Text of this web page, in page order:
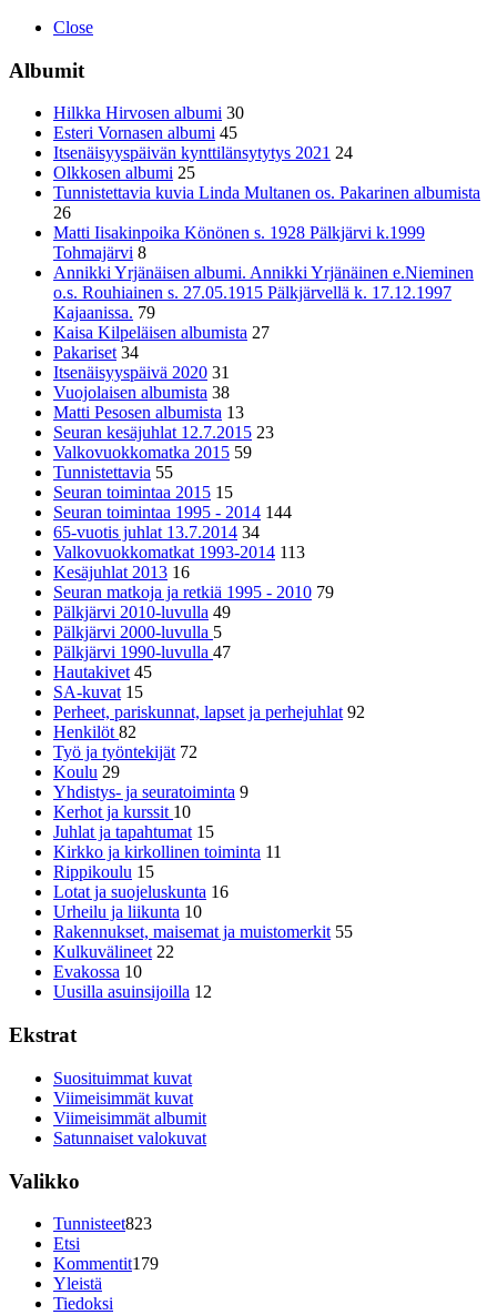
Close
Albumit
Hilkka Hirvosen albumi 30
Esteri Vornasen albumi 45
Itsenäisyyspäivän kynttilänsytytys 2021 24
Olkkosen albumi 25
Tunnistettavia kuvia Linda Multanen os. Pakarinen albumista
26
Matti Iisakinpoika Könönen s. 1928 Pälkjärvi k.1999
Tohmajärvi 8
Annikki Yrjänäisen albumi. Annikki Yrjänäinen e.Nieminen
o.s. Rouhiainen s. 27.05.1915 Pälkjärvellä k. 17.12.1997
Kajaanissa. 79
Kaisa Kilpeläisen albumista 27
Pakariset 34
Itsenäisyyspäivä 2020 31
Vuojolaisen albumista 38
Matti Pesosen albumista 13
Seuran kesäjuhlat 12.7.2015 23
Valkovuokkomatka 2015 59
Tunnistettavia 55
Seuran toimintaa 2015 15
Seuran toimintaa 1995 - 2014 144
65-vuotis juhlat 13.7.2014 34
Valkovuokkomatkat 1993-2014 113
Kesäjuhlat 2013 16
Seuran matkoja ja retkiä 1995 - 2010 79
Pälkjärvi 2010-luvulla 49
Pälkjärvi 2000-luvulla 5
Pälkjärvi 1990-luvulla 47
Hautakivet 45
SA-kuvat 15
Perheet, pariskunnat, lapset ja perhejuhlat 92
Henkilöt82
Työ ja työntekijät 72
Koulu 29
Yhdistys- ja seuratoiminta 9
Kerhot ja kurssit 10
Juhlat ja tapahtumat 15
Kirkko ja kirkollinen toiminta 11
Rippikoulu 15
Lotat ja suojeluskunta 16
Urheilu ja liikunta 10
Rakennukset, maisemat ja muistomerkit 55
Kulkuvälineet 22
Evakossa 10
Uusilla asuinsijoilla 12
Ekstrat
Suosituimmat kuvat
Viimeisimmät kuvat
Viimeisimmät albumit
Satunnaiset valokuvat
Valikko
Tunnisteet823
Etsi
Kommentit179
Yleistä
Tiedoksi